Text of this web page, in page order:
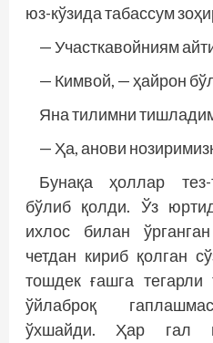
юз-кўзида табассум
— Участкавойниям
— Кимвой, — ҳайрон
Яна тилимни
— Ҳа, анови
Бунақа ҳоллар тез-
бўлиб қолди. Ўз
ихлос билан
четдан кириб қолган
тошдек ғашга
ўйлаброқ
ўхшайди. Ҳар гал